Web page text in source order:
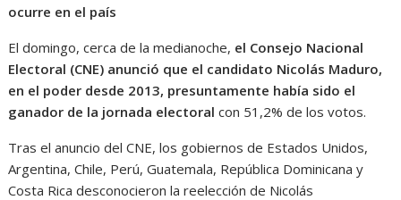
ocurre en el país
El domingo, cerca de la medianoche, el Consejo Nacional
Electoral (CNE) anunció que el candidato Nicolás Maduro,
en el poder desde 2013, presuntamente había sido el
ganador de la jornada electoral con 51,2% de los votos.
Tras el anuncio del CNE, los gobiernos de Estados Unidos,
Argentina, Chile, Perú, Guatemala, República Dominicana y
Costa Rica desconocieron la reelección de Nicolás